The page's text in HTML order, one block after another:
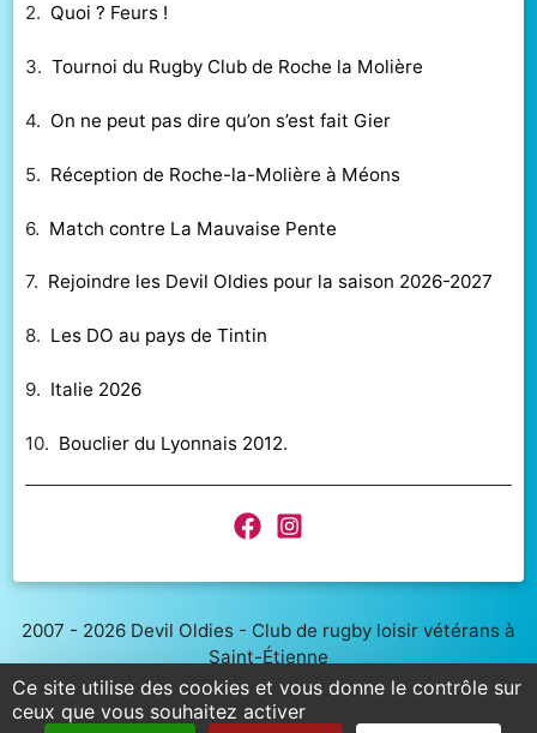
Ce site utilise des cookies et vous donne le contrôle sur
ceux que vous souhaitez activer
2. Quoi ? Feurs !
3.Tournoi du Rugby Club de Roche la Molière
4. On ne peut pas dire qu’on s’est fait Gier
5. Réception de Roche-la-Molière à Méons
6. Match contre La Mauvaise Pente
7. Rejoindre les Devil Oldies pour la saison 2026-2027
8. Les DO au pays de Tintin
9. Italie 2026
10. Bouclier du Lyonnais 2012.
2007 - 2026 Devil Oldies - Club de rugby loisir vétérans à
Saint-Étienne
Stade de Méons 2 - 466 Bd Louis Neltner, 42000 Saint-
Étienne